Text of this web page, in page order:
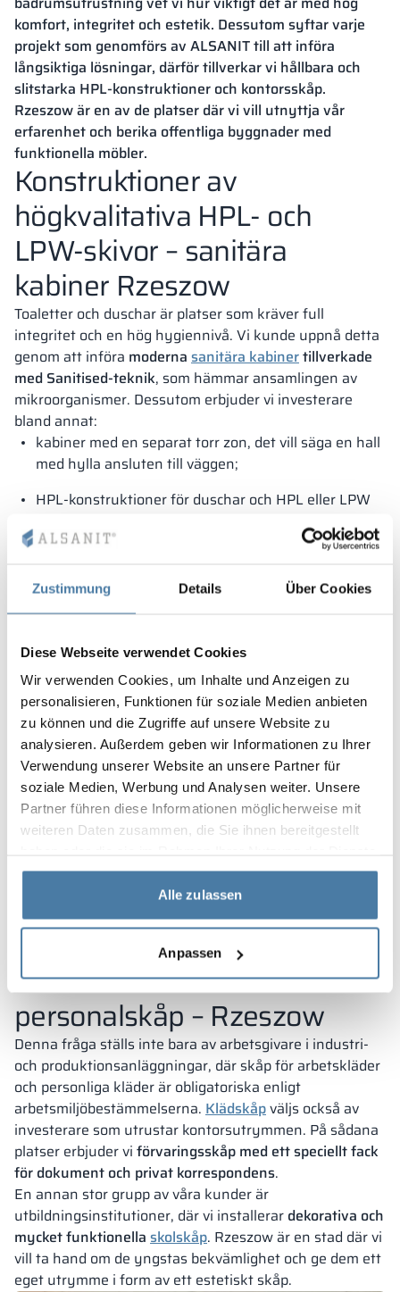
Zustimmung Details Über Cookies
Diese Webseite verwendet Cookies
Wir verwenden Cookies, um Inhalte und Anzeigen zu
personalisieren, Funktionen für soziale Medien anbieten
zu können und die Zugriffe auf unsere Website zu
analysieren. Außerdem geben wir Informationen zu Ihrer
Verwendung unserer Website an unsere Partner für
soziale Medien, Werbung und Analysen weiter. Unsere
Partner führen diese Informationen möglicherweise mit
weiteren Daten zusammen, die Sie ihnen bereitgestellt
gesammelt haben.
Alle zulassen
Anpassen
komfort, integritet och estetik. Dessutom syftar varje
projekt som genomförs av ALSANIT till att införa
långsiktiga lösningar, därför tillverkar vi hållbara och
slitstarka HPL-konstruktioner och kontorsskåp.
Rzeszow är en av de platser där vi vill utnyttja vår
erfarenhet och berika offentliga byggnader med
funktionella möbler.
Konstruktioner av
högkvalitativa HPL- och
LPW-skivor – sanitära
kabiner Rzeszow
Toaletter och duschar är platser som kräver full
integritet och en hög hygiennivå. Vi kunde uppnå detta
genom att införa moderna sanitära kabinertillverkade
med Sanitised-teknik, som hämmar ansamlingen av
mikroorganismer. Dessutom erbjuder vi investerare
bland annat:
kabiner med en separat torr zon, det vill säga en hall
med hylla ansluten till väggen;
HPL-konstruktioner för duschar och HPL eller LPW
ett fullt färgspektrum som främjar skapandet av
visuellt attraktiva interiörer;
ett erbjudande dedikerat till
och många andra platser.
Möbler för skolor och
personalskåp – Rzeszow
Denna fråga ställs inte bara av arbetsgivare i industri-
och produktionsanläggningar, där skåp för arbetskläder
och personliga kläder är obligatoriska enligt
arbetsmiljöbestämmelserna. Klädskåpväljs också av
investerare som utrustar kontorsutrymmen. På sådana
platser erbjuder vi förvaringsskåp med ett speciellt fack
för dokument och privat korrespondens.
En annan stor grupp av våra kunder är
utbildningsinstitutioner, där vi installerar dekorativa och
mycket funktionella skolskåp. Rzeszow är en stad där vi
vill ta hand om de yngstas bekvämlighet och ge dem ett
eget utrymme i form av ett estetiskt skåp.